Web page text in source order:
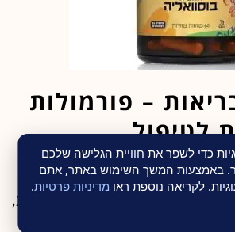
– פורמולות
לטיפול
מוגדלת
עם תופעה של ערמונית מוגדלת,
כדי לשפר את חוויית הגלישה שלכם
באמצעות המשך השימוש באתר, אתם
לקריאה נוספת ראו מדיניות פרטיות.